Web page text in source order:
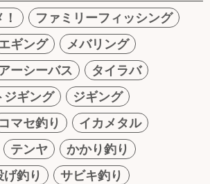
ファミリーフィッシング
ギング
メバリング
ーシーバス
タイラバ
ジギング
ジギング
コマセ釣り
イカメタル
テンヤ
かかり釣り
釣り
サビキ釣り